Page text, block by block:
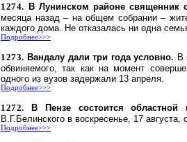
1274. В Лунинском районе священник
месяца назад – на общем собрании –
каждого дома. Не отказалась ни одна
Подробнее>>>
1273. Вандалу дали три года условно. В
обвиняемого, так как на момент
одного из вузов задержали 13 апреля.
Подробнее>>>
1272.
В Пензе состоится
В.Г.Белинского в воскресенье, 17
Подробнее>>>